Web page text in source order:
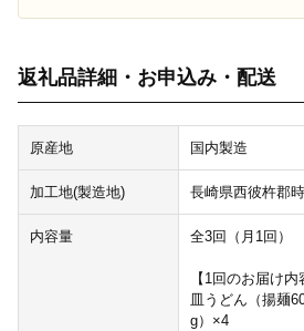
返礼品詳細・お申込み・配送
原産地 国内製造
加工地(製造地) 長崎県西彼杵郡
内容量 全3回（月1回）
【1回のお届け内
皿うどん（揚麺
g）×4